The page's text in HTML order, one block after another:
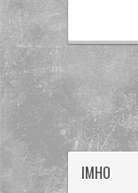
IMHO